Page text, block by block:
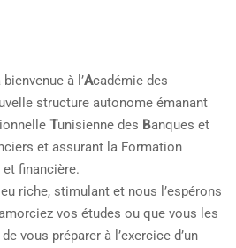
à l’Académie des
structure autonome émanant
Tunisienne des Banques et
et assurant la Formation
financière.
riche, stimulant et nous l’espérons
vos études ou que vous les
vous préparer à l’exercice d’un